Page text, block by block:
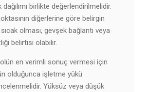
dağılımı birlikte değerlendirilmelidir.
diğerlerine göre belirgin
olması, gevşek bağlantı veya
belirtisi olabilir.
en verimli sonuç vermesi için
olduğunca işletme yükü
Yüksüz veya düşük